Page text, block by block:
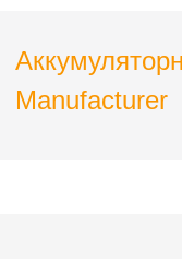
Manufacturer